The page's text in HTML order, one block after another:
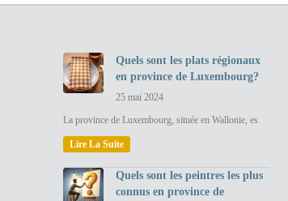
Quels sont les plats régionaux
en province de Luxembourg?
25 mai 2024
La province de Luxembourg, située en Wallonie, es
Lire La Suite
Quels sont les peintres les plus
connus en province de